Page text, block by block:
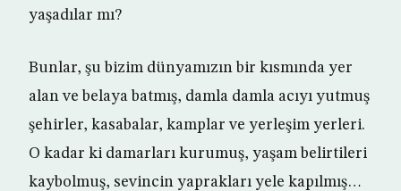
yaşadılar mı?
Bunlar, şu bizim dünyamızın bir kısmında yer
alan ve belaya batmış, damla damla acıyı yutmuş
şehirler, kasabalar, kamplar ve yerleşim yerleri.
O kadar ki damarları kurumuş, yaşam belirtileri
kaybolmuş, sevincin yaprakları yele kapılmış…